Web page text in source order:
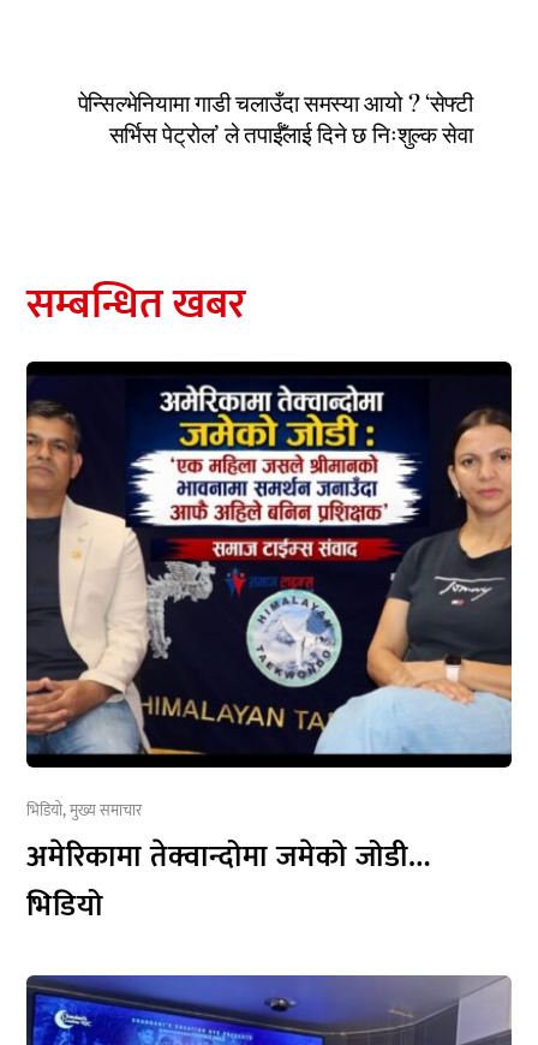
पेन्सिल्भेनियामा गाडी चलाउँदा समस्या आयो ? ‘सेफ्टी
सर्भिस पेट्रोल’ ले तपाईँलाई दिने छ निःशुल्क सेवा
सम्बन्धित खबर
भिडियो,मुख्य समाचार
अमेरिकामा तेक्वान्दोमा जमेको जोडी…
भिडियो